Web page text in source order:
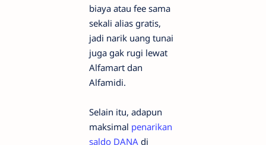
biaya atau fee sama
sekali alias gratis,
jadi narik uang tunai
juga gak rugi lewat
Alfamart dan
Alfamidi.
Selain itu, adapun
maksimal penarikan
saldo DANA di